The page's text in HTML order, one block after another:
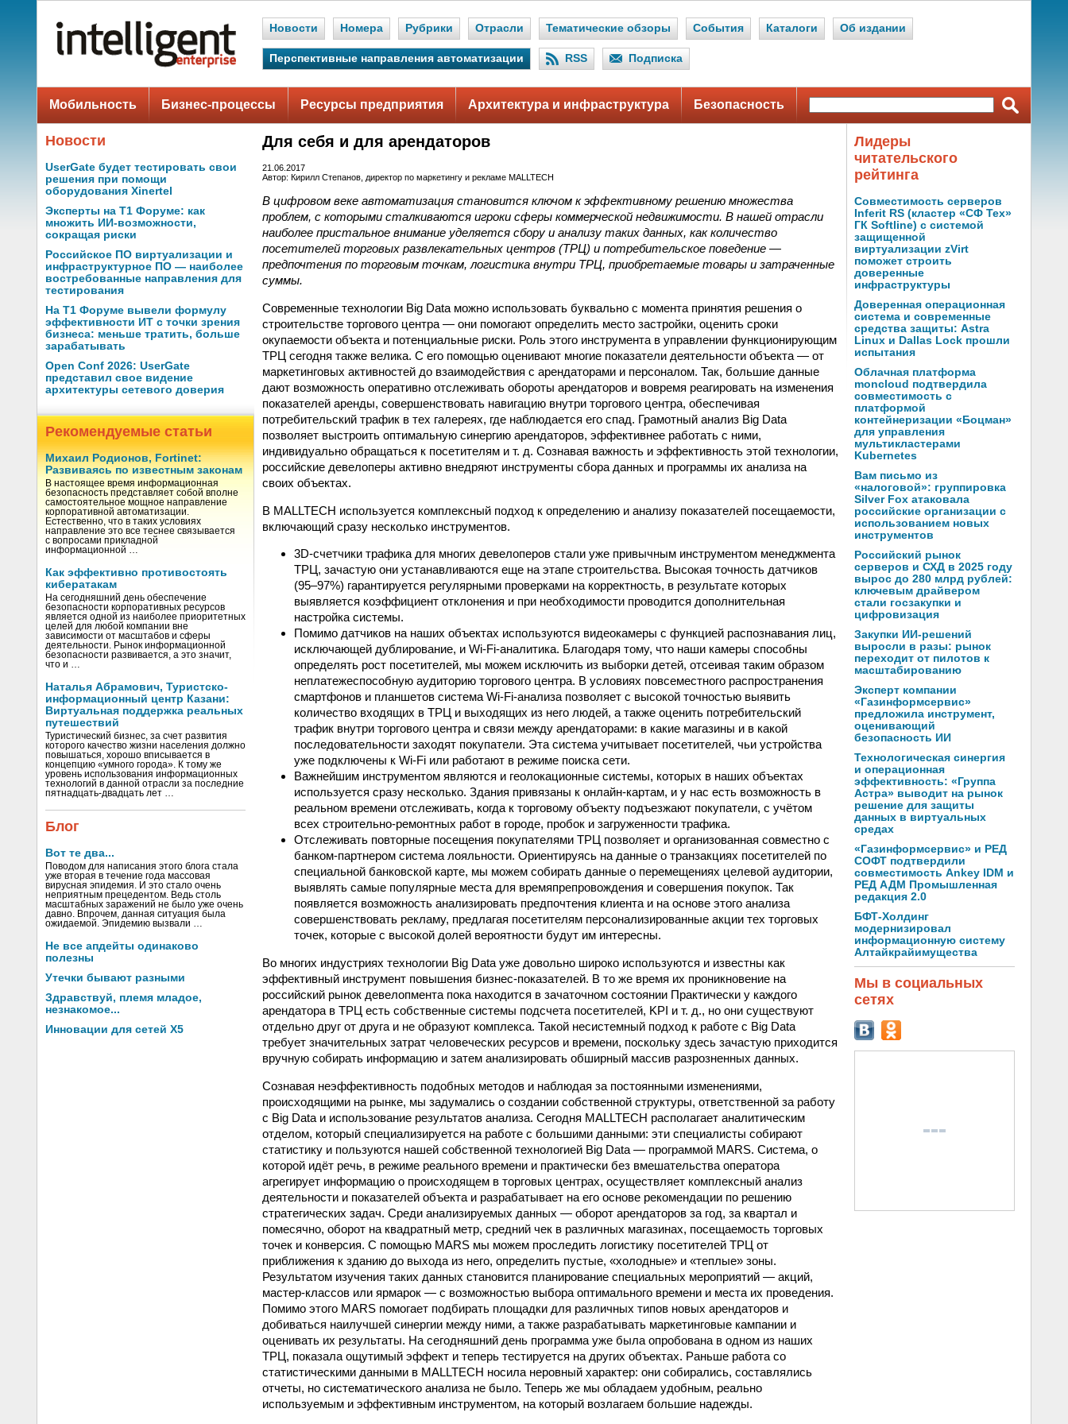
Новости Номера Рубрики Отрасли Тематические обзоры События Каталоги Об издании
Перспективные направления автоматизации RSS Подписка
Мобильность Бизнес-процессы Ресурсы предприятия Архитектура и инфраструктура Безопасность
Новости
UserGate будет тестировать свои
решения при помощи
оборудования Xinertel
Эксперты на Т1 Форуме: как
множить ИИ-возможности,
сокращая риски
Российское ПО виртуализации и
инфраструктурное ПО — наиболее
востребованные направления для
тестирования
На Т1 Форуме вывели формулу
эффективности ИТ с точки зрения
бизнеса: меньше тратить, больше
зарабатывать
Open Conf 2026: UserGate
представил свое видение
архитектуры сетевого доверия
Рекомендуемые статьи
Михаил Родионов, Fortinet:
Развиваясь по известным законам
В настоящее время информационная
безопасность представляет собой вполне
самостоятельное мощное направление
корпоративной автоматизации.
Естественно, что в таких условиях
направление это все теснее связывается
с вопросами прикладной
информационной …
Как эффективно противостоять
кибератакам
На сегодняшний день обеспечение
безопасности корпоративных ресурсов
является одной из наиболее приоритетных
целей для любой компании вне
зависимости от масштабов и сферы
деятельности. Рынок информационной
безопасности развивается, а это значит,
что и …
Наталья Абрамович, Туристско-
информационный центр Казани:
Виртуальная поддержка реальных
путешествий
Туристический бизнес, за счет развития
которого качество жизни населения должно
повышаться, хорошо вписывается в
концепцию «умного города». К тому же
уровень использования информационных
технологий в данной отрасли за последние
пятнадцать-двадцать лет …
Блог
Вот те два...
Поводом для написания этого блога стала
уже вторая в течение года массовая
вирусная эпидемия. И это стало очень
неприятным прецедентом. Ведь столь
масштабных заражений не было уже очень
давно. Впрочем, данная ситуация была
ожидаемой. Эпидемию вызвали …
Не все апдейты одинаково
полезны
Утечки бывают разными
Здравствуй, племя младое,
незнакомое...
Инновации для сетей X5
Для себя и для арендаторов
21.06.2017
Автор: Кирилл Степанов, директор по маркетингу и рекламе MALLTECH
В цифровом веке автоматизация становится ключом к эффективному решению множества
проблем, с которыми сталкиваются игроки сферы коммерческой недвижимости. В нашей отрасли
наиболее пристальное внимание уделяется сбору и анализу таких данных, как количество
посетителей торговых развлекательных центров (ТРЦ) и потребительское поведение —
предпочтения по торговым точкам, логистика внутри ТРЦ, приобретаемые товары и затраченные
суммы.
Современные технологии Big Data можно использовать буквально с момента принятия решения о
строительстве торгового центра — они помогают определить место застройки, оценить сроки
окупаемости объекта и потенциальные риски. Роль этого инструмента в управлении функционирующим
ТРЦ сегодня также велика. С его помощью оценивают многие показатели деятельности объекта — от
маркетинговых активностей до взаимодействия с арендаторами и персоналом. Так, большие данные
дают возможность оперативно отслеживать обороты арендаторов и вовремя реагировать на изменения
показателей аренды, совершенствовать навигацию внутри торгового центра, обеспечивая
потребительский трафик в тех галереях, где наблюдается его спад. Грамотный анализ Big Data
позволяет выстроить оптимальную синергию арендаторов, эффективнее работать с ними,
индивидуально обращаться к посетителям и т. д. Сознавая важность и эффективность этой технологии,
российские девелоперы активно внедряют инструменты сбора данных и программы их анализа на
своих объектах.
В MALLTECH используется комплексный подход к определению и анализу показателей посещаемости,
включающий сразу несколько инструментов.
3D-cчетчики трафика для многих девелоперов стали уже привычным инструментом менеджмента
ТРЦ, зачастую они устанавливаются еще на этапе строительства. Высокая точность датчиков
(95–97%) гарантируется регулярными проверками на корректность, в результате которых
выявляется коэффициент отклонения и при необходимости проводится дополнительная
настройка системы.
Помимо датчиков на наших объектах используются видеокамеры с функцией распознавания лиц,
исключающей дублирование, и Wi-Fi-аналитика. Благодаря тому, что наши камеры способны
определять рост посетителей, мы можем исключить из выборки детей, отсеивая таким образом
неплатежеспособную аудиторию торгового центра. В условиях повсеместного распространения
смартфонов и планшетов система Wi-Fi-анализа позволяет с высокой точностью выявить
количество входящих в ТРЦ и выходящих из него людей, а также оценить потребительский
трафик внутри торгового центра и связи между арендаторами: в какие магазины и в какой
последовательности заходят покупатели. Эта система учитывает посетителей, чьи устройства
уже подключены к Wi-Fi или работают в режиме поиска сети.
Важнейшим инструментом являются и геолокационные системы, которых в наших объектах
используется сразу несколько. Здания привязаны к онлайн-картам, и у нас есть возможность в
реальном времени отслеживать, когда к торговому объекту подъезжают покупатели, с учётом
всех строительно-ремонтных работ в городе, пробок и загруженности трафика.
Отслеживать повторные посещения покупателями ТРЦ позволяет и организованная совместно с
банком-партнером система лояльности. Ориентируясь на данные о транзакциях посетителей по
специальной банковской карте, мы можем собирать данные о перемещениях целевой аудитории,
выявлять самые популярные места для времяпрепровождения и совершения покупок. Так
появляется возможность анализировать предпочтения клиента и на основе этого анализа
совершенствовать рекламу, предлагая посетителям персонализированные акции тех торговых
точек, которые с высокой долей вероятности будут им интересны.
Во многих индустриях технологии Big Data уже довольно широко используются и известны как
эффективный инструмент повышения бизнес-показателей. В то же время их проникновение на
российский рынок девелопмента пока находится в зачаточном состоянии Практически у каждого
арендатора в ТРЦ есть собственные системы подсчета посетителей, KPI и т. д., но они существуют
отдельно друг от друга и не образуют комплекса. Такой несистемный подход к работе с Big Data
требует значительных затрат человеческих ресурсов и времени, поскольку здесь зачастую приходится
вручную собирать информацию и затем анализировать обширный массив разрозненных данных.
Сознавая неэффективность подобных методов и наблюдая за постоянными изменениями,
происходящими на рынке, мы задумались о создании собственной структуры, ответственной за работу
с Big Data и использование результатов анализа. Сегодня MALLTECH располагает аналитическим
отделом, который специализируется на работе с большими данными: эти специалисты собирают
статистику и пользуются нашей собственной технологией Big Data — программой MARS. Система, о
которой идёт речь, в режиме реального времени и практически без вмешательства оператора
агрегирует информацию о происходящем в торговых центрах, осуществляет комплексный анализ
деятельности и показателей объекта и разрабатывает на его основе рекомендации по решению
стратегических задач. Среди анализируемых данных — оборот арендаторов за год, за квартал и
помесячно, оборот на квадратный метр, средний чек в различных магазинах, посещаемость торговых
точек и конверсия. С помощью MARS мы можем проследить логистику посетителей ТРЦ от
приближения к зданию до выхода из него, определить пустые, «холодные» и «теплые» зоны.
Результатом изучения таких данных становится планирование специальных мероприятий — акций,
мастер-классов или ярмарок — с возможностью выбора оптимального времени и места их проведения.
Помимо этого MARS помогает подбирать площадки для различных типов новых арендаторов и
добиваться наилучшей синергии между ними, а также разрабатывать маркетинговые кампании и
оценивать их результаты. На сегодняшний день программа уже была опробована в одном из наших
ТРЦ, показала ощутимый эффект и теперь тестируется на других объектах. Раньше работа со
статистическими данными в MALLTECH носила неровный характер: они собирались, составлялись
отчеты, но систематического анализа не было. Теперь же мы обладаем удобным, реально
используемым и эффективным инструментом, на который возлагаем большие надежды.
Лидеры
читательского
рейтинга
Совместимость серверов
Inferit RS (кластер «СФ Тех»
ГК Softline) с системой
защищенной
виртуализации zVirt
поможет строить
доверенные
инфраструктуры
Доверенная операционная
система и современные
средства защиты: Astra
Linux и Dallas Lock прошли
испытания
Облачная платформа
moncloud подтвердила
совместимость с
платформой
контейнеризации «Боцман»
для управления
мультикластерами
Kubernetes
Вам письмо из
«налоговой»: группировка
Silver Fox атаковала
российские организации с
использованием новых
инструментов
Российский рынок
серверов и СХД в 2025 году
вырос до 280 млрд рублей:
ключевым драйвером
стали госзакупки и
цифровизация
Закупки ИИ-решений
выросли в разы: рынок
переходит от пилотов к
масштабированию
Эксперт компании
«Газинформсервис»
предложила инструмент,
оценивающий
безопасность ИИ
Технологическая синергия
и операционная
эффективность: «Группа
Астра» выводит на рынок
решение для защиты
данных в виртуальных
средах
«Газинформсервис» и РЕД
СОФТ подтвердили
совместимость Ankey IDM и
РЕД АДМ Промышленная
редакция 2.0
БФТ-Холдинг
модернизировал
информационную систему
Алтайкрайимущества
Мы в социальных
сетях